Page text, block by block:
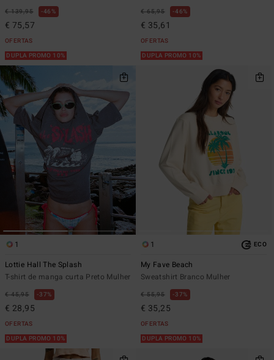
€ 139,95 46%
€ 75,57
OFERTAS
DUPLA PROMO 10%
€ 65,95 46%
€ 35,61
OFERTAS
DUPLA PROMO 10%
1
Lottie Hall The Splash
T-shirt de manga curta Preto Mulher
€ 45,95 37%
€ 28,95
OFERTAS
DUPLA PROMO 10%
1 ECO
My Fave Beach
Sweatshirt Branco Mulher
€ 55,95 37%
€ 35,25
OFERTAS
DUPLA PROMO 10%